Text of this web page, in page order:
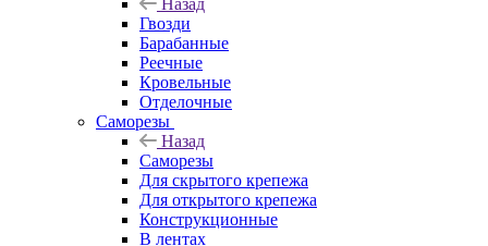
Назад
Гвозди
Барабанные
Реечные
Кровельные
Отделочные
Саморезы
Назад
Саморезы
Для скрытого крепежа
Для открытого крепежа
Конструкционные
В лентах